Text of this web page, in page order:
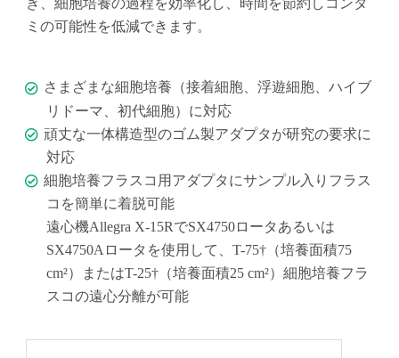
き、細胞培養の過程を効率化し、時間を節約しコンタ
ミの可能性を低減できます。
さまざまな細胞培養（接着細胞、浮遊細胞、ハイブ
リドーマ、初代細胞）に対応
頑丈な一体構造型のゴム製アダプタが研究の要求に
対応
細胞培養フラスコ用アダプタにサンプル入りフラス
コを簡単に着脱可能
遠心機Allegra X-15RでSX4750ロータあるいは
SX4750Aロータを使用して、T-75†（培養面積75
cm²）またはT-25†（培養面積25 cm²）細胞培養フラ
スコの遠心分離が可能